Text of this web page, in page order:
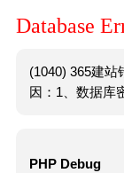
Database
(1040) 365建站
因：1、数据库
PHP Debug